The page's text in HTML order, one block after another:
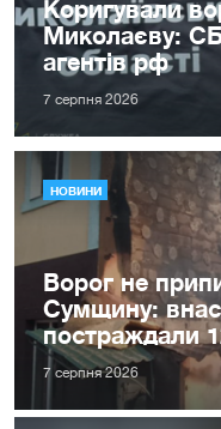
Коригували
Миколаєву:
агентів рф
7 серпня 2026
НОВИНИ
Ворог не
Сумщину:
постраждали
7 серпня 2026